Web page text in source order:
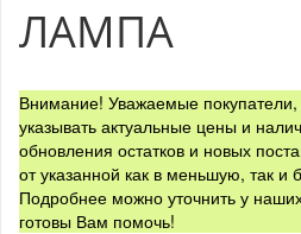
ЛАМПА
Внимание! Уважаемые покупатели,
указывать актуальные цены и
обновления остатков и новых
от указанной как в меньшую, так и
Подробнее можно уточнить у
готовы Вам помочь!